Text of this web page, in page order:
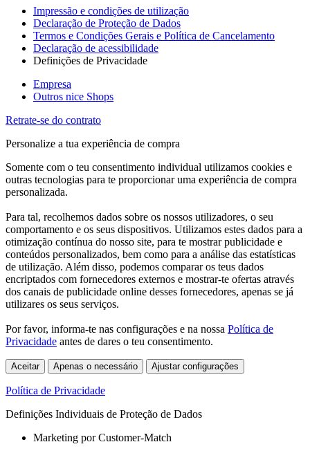
Impressão e condições de utilização
Declaração de Proteção de Dados
Termos e Condições Gerais e Política de Cancelamento
Declaração de acessibilidade
Definições de Privacidade
Empresa
Outros nice Shops
Retrate-se do contrato
Personalize a tua experiência de compra
Somente com o teu consentimento individual utilizamos cookies e
outras tecnologias para te proporcionar uma experiência de compra
personalizada.
Para tal, recolhemos dados sobre os nossos utilizadores, o seu
comportamento e os seus dispositivos. Utilizamos estes dados para a
otimização contínua do nosso site, para te mostrar publicidade e
conteúdos personalizados, bem como para a análise das estatísticas
de utilização. Além disso, podemos comparar os teus dados
encriptados com fornecedores externos e mostrar-te ofertas através
dos canais de publicidade online desses fornecedores, apenas se já
utilizares os seus serviços.
Por favor, informa-te nas configurações e na nossa Política de
Privacidade antes de dares o teu consentimento.
Aceitar Apenas o necessário Ajustar configurações
Política de Privacidade
Definições Individuais de Proteção de Dados
Marketing por Customer-Match